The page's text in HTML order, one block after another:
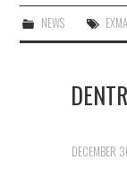
NEWS
DECEMBER